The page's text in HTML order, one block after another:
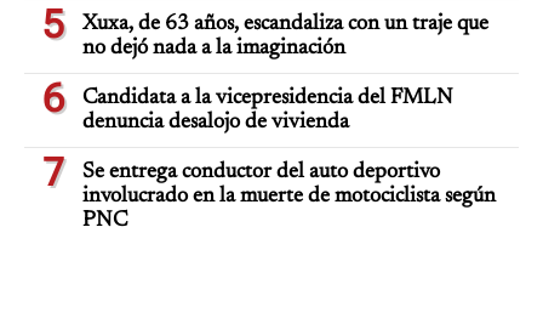
5
Xuxa, de 63 años, escandaliza con un traje que
no dejó nada a la imaginación
6
Candidata a la vicepresidencia del FMLN
denuncia desalojo de vivienda
7
Se entrega conductor del auto deportivo
involucrado en la muerte de motociclista según
PNC